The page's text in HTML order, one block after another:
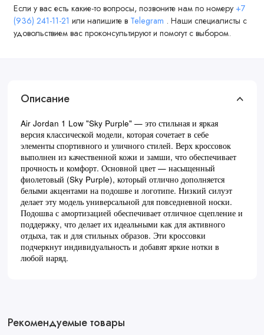
Если у вас есть какие-то вопросы, позвоните нам по номеру +7
(936) 241-11-21 или напишите в Telegram . Наши специалисты с
удовольствием вас проконсультируют и помогут с выбором.
Описание
Air Jordan 1 Low "Sky Purple" — это стильная и яркая
версия классической модели, которая сочетает в себе
элементы спортивного и уличного стилей. Верх кроссовок
выполнен из качественной кожи и замши, что обеспечивает
прочность и комфорт. Основной цвет — насыщенный
фиолетовый (Sky Purple), который отлично дополняется
белыми акцентами на подошве и логотипе. Низкий силуэт
делает эту модель универсальной для повседневной носки.
Подошва с амортизацией обеспечивает отличное сцепление и
поддержку, что делает их идеальными как для активного
отдыха, так и для стильных образов. Эти кроссовки
подчеркнут индивидуальность и добавят яркие нотки в
любой наряд.
Рекомендуемые товары